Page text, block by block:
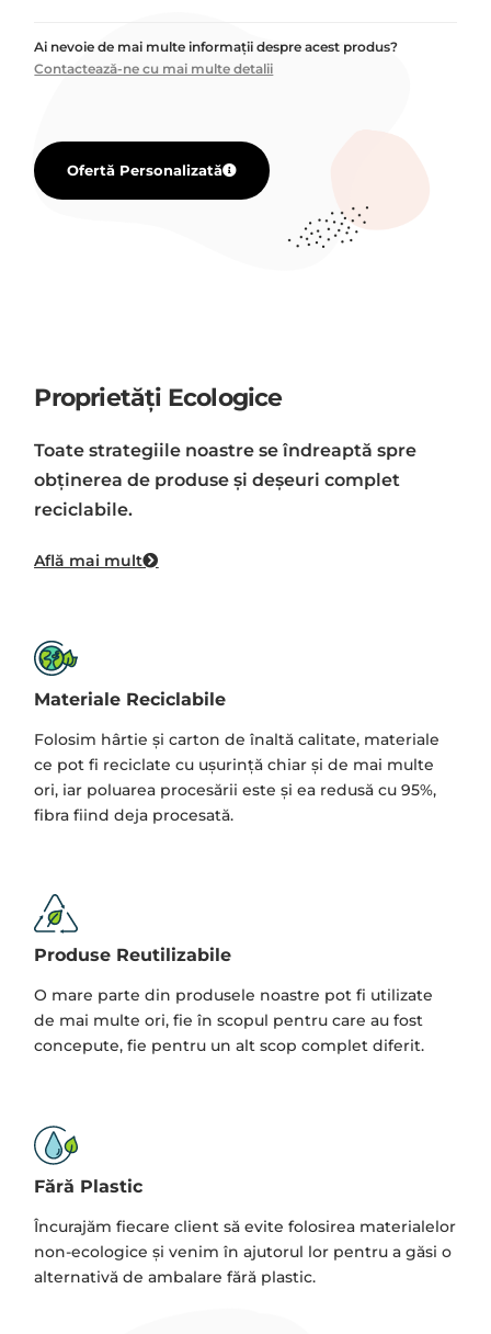
Ai nevoie de mai multe informații despre acest produs?
Contactează-ne cu mai multe detalii
Ofertă Personalizată
Proprietăți Ecologice
Toate strategiile noastre se îndreaptă spre
obţinerea de produse şi deşeuri complet
reciclabile.
Află mai mult
Materiale Reciclabile
Folosim hârtie și carton de înaltă calitate, materiale
ce pot fi reciclate cu ușurință chiar și de mai multe
ori, iar poluarea procesării este și ea redusă cu 95%,
fibra fiind deja procesată.
Produse Reutilizabile
O mare parte din produsele noastre pot fi utilizate
de mai multe ori, fie în scopul pentru care au fost
concepute, fie pentru un alt scop complet diferit.
Fără Plastic
Încurajăm fiecare client să evite folosirea materialelor
non-ecologice și venim în ajutorul lor pentru a găsi o
alternativă de ambalare fără plastic.